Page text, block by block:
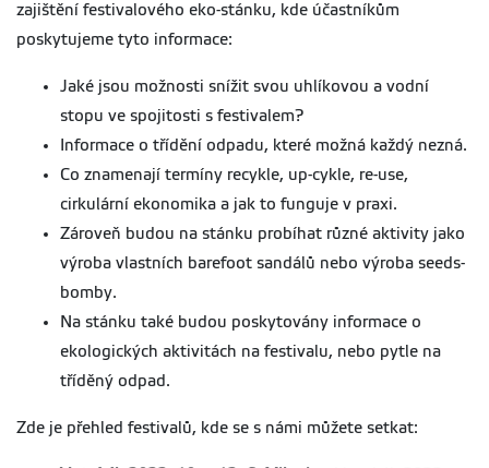
zajištění festivalového eko-stánku, kde účastníkům
poskytujeme tyto informace:
Jaké jsou možnosti snížit svou uhlíkovou a vodní
stopu ve spojitosti s festivalem?
Informace o třídění odpadu, které možná každý nezná.
Co znamenají termíny recykle, up-cykle, re-use,
cirkulární ekonomika a jak to funguje v praxi.
Zároveň budou na stánku probíhat různé aktivity jako
výroba vlastních barefoot sandálů nebo výroba seeds-
bomby.
Na stánku také budou poskytovány informace o
ekologických aktivitách na festivalu, nebo pytle na
tříděný odpad.
Zde je přehled festivalů, kde se s námi můžete setkat: